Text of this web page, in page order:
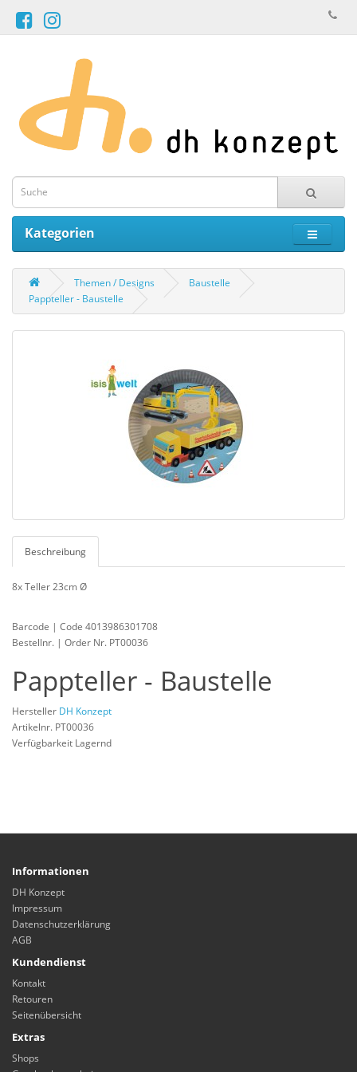
Kategorien
Themen / Designs
Baustelle
Pappteller - Baustelle
Beschreibung
8x Teller 23cm Ø
Barcode | Code 4013986301708
Bestellnr. | Order Nr. PT00036
Pappteller - Baustelle
Hersteller DH Konzept
Artikelnr. PT00036
Verfügbarkeit Lagernd
Informationen
DH Konzept
Impressum
Datenschutzerklärung
AGB
Kundendienst
Kontakt
Retouren
Seitenübersicht
Extras
Shops